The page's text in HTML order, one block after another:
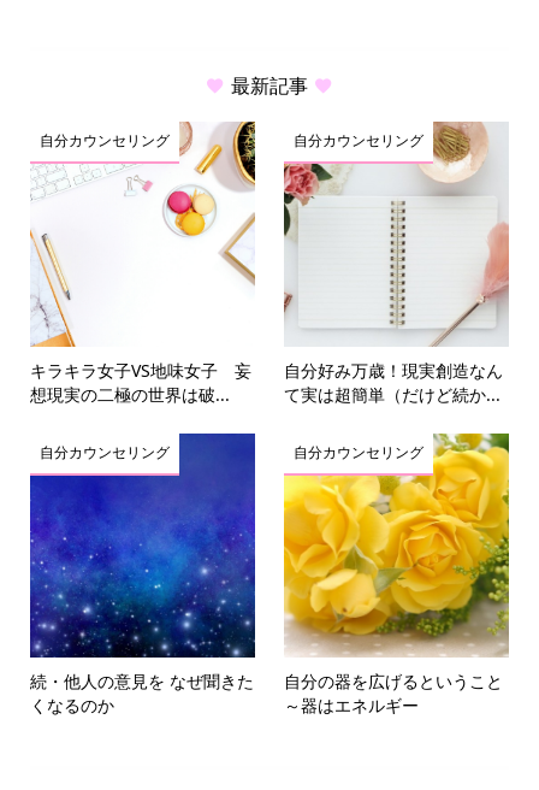
最新記事
自分カウンセリング
キラキラ女子VS地味女子 妄
想現実の二極の世界は破...
自分カウンセリング
自分好み万歳！現実創造なん
て実は超簡単（だけど続か...
自分カウンセリング
続・他人の意見を なぜ聞きた
くなるのか
自分カウンセリング
自分の器を広げるということ
～器はエネルギー